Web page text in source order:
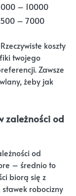
– 10000
– 7000
koszty
twojego
Zawsze
żeby jak
zależności od
od
– średnio to
biorą się z
robocizny